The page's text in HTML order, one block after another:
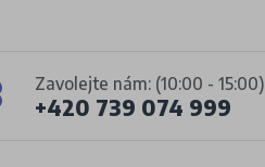
Zavolejte nám: (10:00 - 15:00)
+420 739 074 999